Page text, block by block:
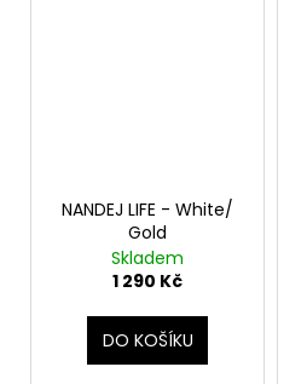
NANDEJ LIFE - White/
Gold
Skladem
1 290 Kč
DO KOŠÍKU